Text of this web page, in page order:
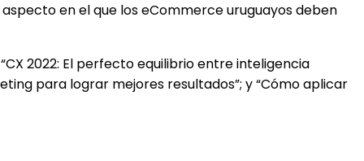
en el que los eCommerce uruguayos deben
2022: El perfecto equilibrio entre inteligencia
para lograr mejores resultados”; y “Cómo aplicar